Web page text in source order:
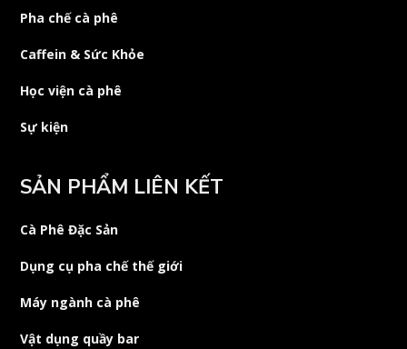
Pha chế cà phê
Caffein & Sức Khỏe
Học viện cà phê
Sự kiện
SẢN PHẨM LIÊN KẾT
Cà Phê Đặc Sản
Dụng cụ pha chế thế giới
Máy ngành cà phê
Vật dụng quầy bar